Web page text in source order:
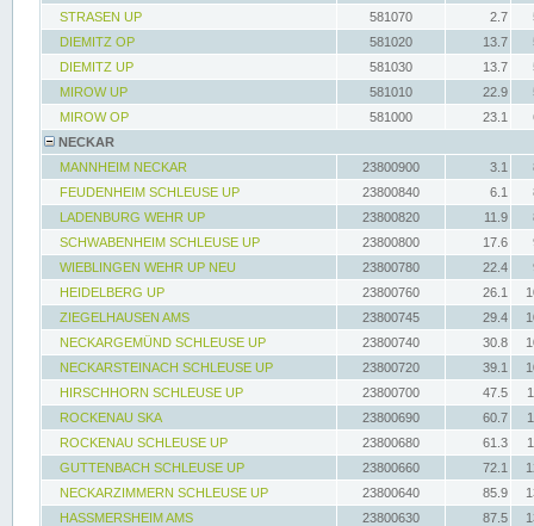
STRASEN UP
581070 2.7
DIEMITZ OP
581020 13.7
DIEMITZ UP
581030 13.7
MIROW UP
581010 22.9
MIROW OP
581000 23.1
NECKAR
MANNHEIM NECKAR
23800900 3.1
FEUDENHEIM SCHLEUSE UP
23800840 6.1
LADENBURG WEHR UP
23800820 11.9
SCHWABENHEIM SCHLEUSE UP
23800800 17.6
WIEBLINGEN WEHR UP NEU
23800780 22.4
HEIDELBERG UP
23800760 26.1
ZIEGELHAUSEN AMS
23800745 29.4
NECKARGEMÜND SCHLEUSE UP
23800740 30.8
NECKARSTEINACH SCHLEUSE UP
23800720 39.1
HIRSCHHORN SCHLEUSE UP
23800700 47.5
ROCKENAU SKA
23800690 60.7
ROCKENAU SCHLEUSE UP
23800680 61.3
GUTTENBACH SCHLEUSE UP
23800660 72.1
NECKARZIMMERN SCHLEUSE UP
23800640 85.9
HASSMERSHEIM AMS
23800630 87.5